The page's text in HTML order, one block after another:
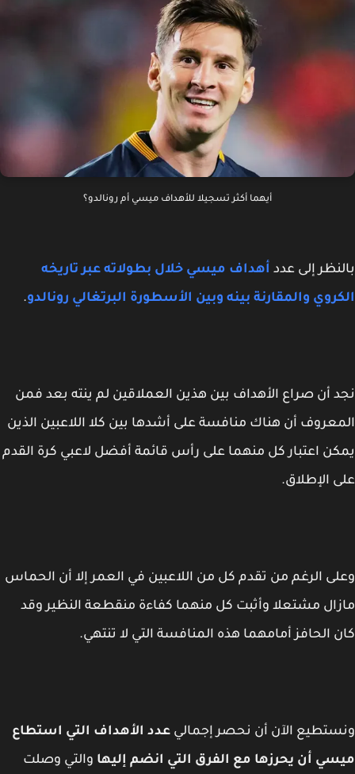
أيهما أكثر تسجيلا للأهداف ميسي أم رونالدو؟
إلى عددأهداف ميسي خلال بطولاته عبر تاريخه
والمقارنة بينه وبين الأسطورة البرتغالي رونالدو.
أن صراع الأهداف بين هذين العملاقين لم ينته بعد فمن
أن هناك منافسة على أشدها بين كلا اللاعبين الذين
اعتبار كل منهما على رأس قائمة أفضل لاعبي كرة القدم
الإطلاق.
الرغم من تقدم كل من اللاعبين في العمر إلا أن الحماس
مشتعلا وأثبت كل منهما كفاءة منقطعة النظير وقد
الحافز أمامهما هذه المنافسة التي لا تنتهي.
الآن أن نحصر إجماليعدد الأهداف التي استطاع
أن يحرزها مع الفرق التي انضم إليهاوالتي وصلت